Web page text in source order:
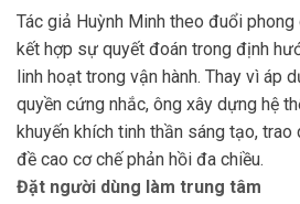
Tác giả Huỳnh Minh theo đuổi
kết hợp sự quyết đoán trong định
linh hoạt trong vận hành. Thay vì áp
quyền cứng nhắc, ông xây dựng hệ
khuyến khích tinh thần sáng tạo, trao
đề cao cơ chế phản hồi đa chiều.
Đặt người dùng làm trung tâm